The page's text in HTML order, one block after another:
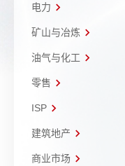
电力
矿山与冶炼
油气与化工
零售
ISP
建筑地产
商业市场